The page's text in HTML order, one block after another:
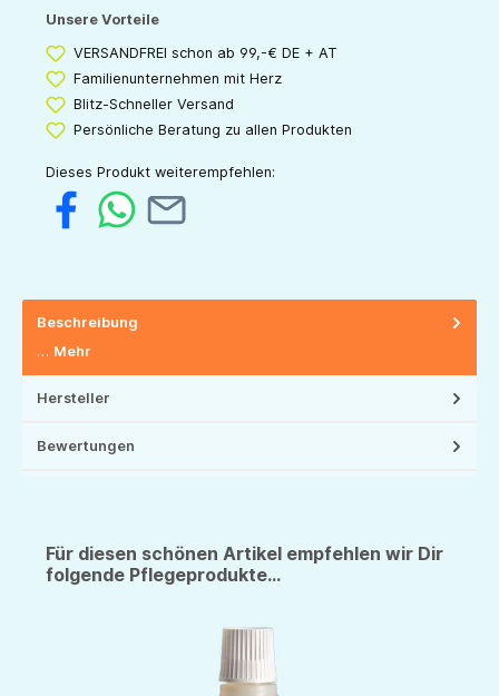
Unsere Vorteile
VERSANDFREI schon ab 99,-€ DE + AT
Familienunternehmen mit Herz
Blitz-Schneller Versand
Persönliche Beratung zu allen Produkten
Dieses Produkt weiterempfehlen:
Beschreibung
… Mehr
Hersteller
Bewertungen
Für diesen schönen Artikel empfehlen wir Dir
folgende Pflegeprodukte...